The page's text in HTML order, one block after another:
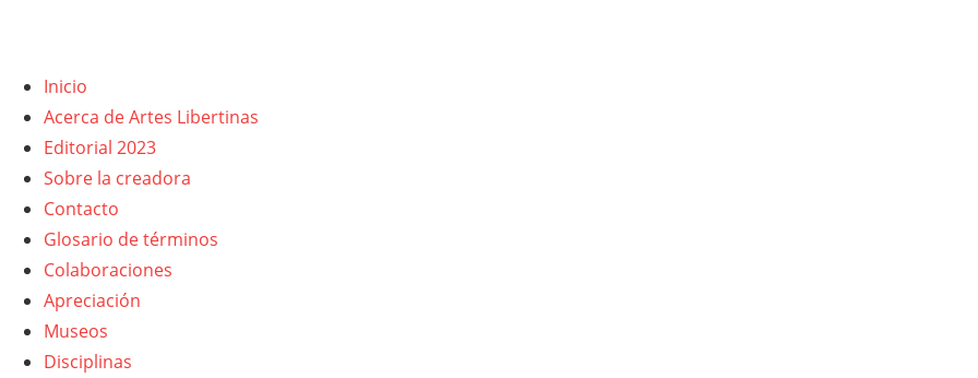
Inicio
Acerca de Artes Libertinas
Editorial 2023
Sobre la creadora
Contacto
Glosario de términos
Colaboraciones
Apreciación
Museos
Disciplinas